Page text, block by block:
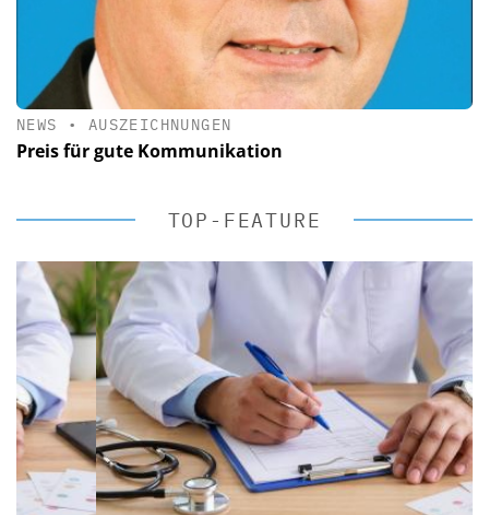
NEWS • AUSZEICHNUNGEN
Preis für gute Kommunikation
TOP-FEATURE